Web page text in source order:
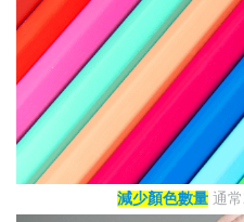
減少顏色數量通常